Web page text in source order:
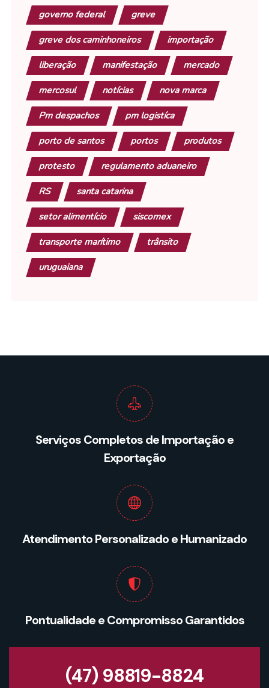
governo federal greve
greve dos caminhoneiros importação
liberação manifestação mercado
mercosul notícias nova marca
Pm despachos pm logistíca
porto de santos portos produtos
protesto regulamento aduaneiro
RS santa catarina
setor alimentício siscomex
transporte marítimo trânsito
uruguaiana
Serviços Completos de Importação e
Exportação
Atendimento Personalizado e Humanizado
Pontualidade e Compromisso Garantidos
(47) 98819-8824